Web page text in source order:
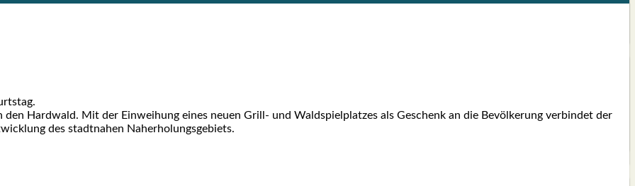
Hard­wald. Mit der Ein­wei­hung eines neu­en Grill- und Wald­spiel­plat­zes als Geschenk an die Bevöl­ke­rung ver­bin­det der
des stadt­na­hen Nah­erho­lungs­ge­biets.